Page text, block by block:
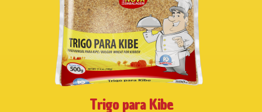
Trigo para Kibe